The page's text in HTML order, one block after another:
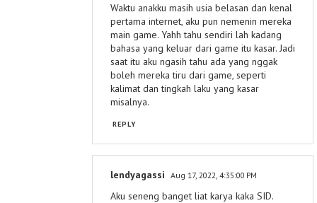
Waktu anakku masih usia belasan dan kenal
pertama internet, aku pun nemenin mereka
main game. Yahh tahu sendiri lah kadang
bahasa yang keluar dari game itu kasar. Jadi
saat itu aku ngasih tahu ada yang nggak
boleh mereka tiru dari game, seperti
kalimat dan tingkah laku yang kasar
misalnya.
REPLY
lendyagassi Aug 17, 2022, 4:35:00 PM
Aku seneng banget liat karya kaka SID.